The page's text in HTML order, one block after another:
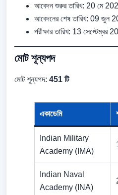
আবেদন শুরুর তারিখ: 20 মে
আবেদনের শেষ তারিখ: 09 জুন
পরীক্ষার তারিখ: 13 সেপ্টেম্বর
মোট শূন্যপদ
মোট শূন্যপদ: 451 টি
একাডেমি
Indian Military
Academy (IMA)
Indian Naval
Academy (INA)